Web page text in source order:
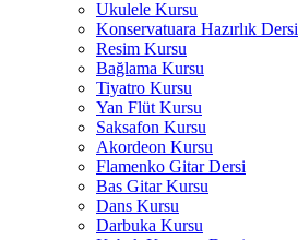
Ukulele Kursu
Konservatuara Hazırlık Dersi
Resim Kursu
Bağlama Kursu
Tiyatro Kursu
Yan Flüt Kursu
Saksafon Kursu
Akordeon Kursu
Flamenko Gitar Dersi
Bas Gitar Kursu
Dans Kursu
Darbuka Kursu